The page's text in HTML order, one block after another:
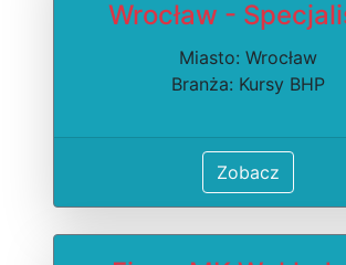
Wrocław -
Miasto: Wrocław
Branża: Kursy BHP
Zobacz